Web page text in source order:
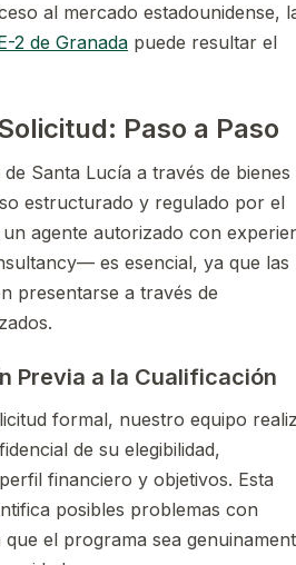
al mercado estadounidense,
2 de Granada puede resultar el
Paso a Paso
Santa Lucía a través de bienes
estructurado y regulado por el
agente autorizado con
es esencial, ya que las
presentarse a través de
Previa a la Cualificación
formal, nuestro equipo
de su elegibilidad,
financiero y objetivos. Esta
posibles problemas con
el programa sea